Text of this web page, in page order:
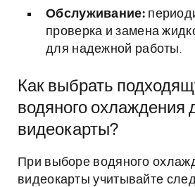
Обслуживание:
проверка и замена
для надежной работы.
Как выбрать
водяного охлаждения
видеокарты?
При выборе водяного
видеокарты учитывайте